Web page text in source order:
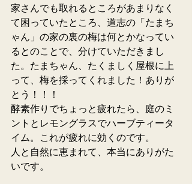
家さんでも取れるところがあまりなく
て困っていたところ、道志の「たまち
ゃん」の家の裏の梅は何とかなってい
るとのことで、分けていただきまし
た。たまちゃん、たくましく屋根に上
って、梅を採ってくれました！ありが
とう！！！
酵素作りでちょっと疲れたら、庭のミ
ントとレモングラスでハーブティータ
イム。これが疲れに効くのです。
人と自然に恵まれて、本当にありがた
いです。